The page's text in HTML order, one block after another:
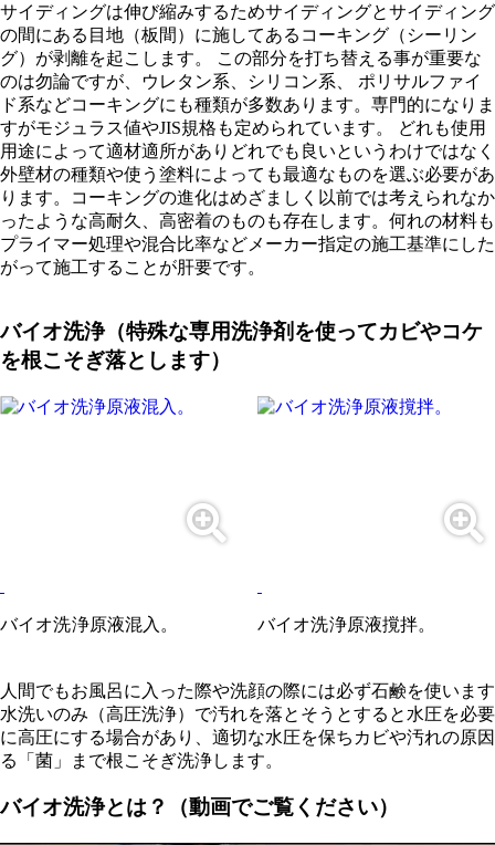
サイディングは伸び縮みするためサイディングとサイディング
の間にある目地（板間）に施してあるコーキング（シーリン
グ）が剥離を起こします。 この部分を打ち替える事が重要な
のは勿論ですが、ウレタン系、シリコン系、 ポリサルファイ
ド系などコーキングにも種類が多数あります。専門的になりま
すがモジュラス値やJIS規格も定められています。 どれも使用
用途によって適材適所がありどれでも良いというわけではなく
外壁材の種類や使う塗料によっても最適なものを選ぶ必要があ
ります。コーキングの進化はめざましく以前では考えられなか
ったような高耐久、高密着のものも存在します。何れの材料も
プライマー処理や混合比率などメーカー指定の施工基準にした
がって施工することが肝要です。
バイオ洗浄（特殊な専用洗浄剤を使ってカビやコケ
を根こそぎ落とします）
バイオ洗浄原液混入。 バイオ洗浄原液撹拌。
人間でもお風呂に入った際や洗顔の際には必ず石鹸を使いま
水洗いのみ（高圧洗浄）で汚れを落とそうとすると水圧を必
に高圧にする場合があり、適切な水圧を保ちカビや汚れの原
る「菌」まで根こそぎ洗浄します。
バイオ洗浄とは？（動画でご覧ください）